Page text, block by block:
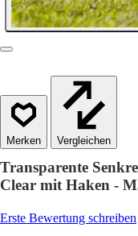
Vergleichen
Transparente
Clear mit Haken -
Erste Bewertung schreiben